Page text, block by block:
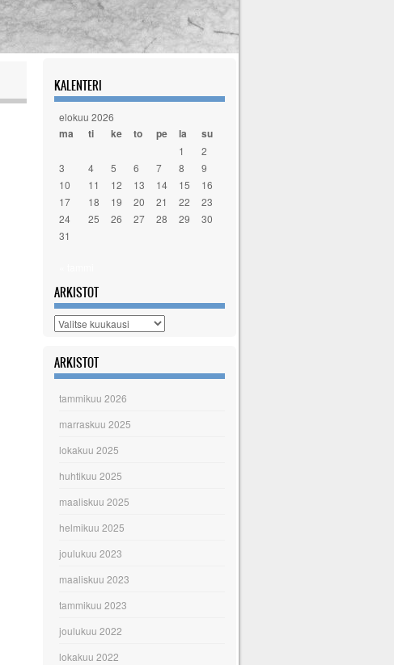
KALENTERI
elokuu 2026
ma ti ke to pe la su
1
2
3
4 5 6 7 8
9
10
11 12 13 14 15
16
17
18 19 20 21 22
23
24
25 26 27 28 29
30
31
ARKISTOT
Arkistot
ARKISTOT
tammikuu 2026
marraskuu 2025
lokakuu 2025
huhtikuu 2025
maaliskuu 2025
helmikuu 2025
joulukuu 2023
maaliskuu 2023
tammikuu 2023
joulukuu 2022
lokakuu 2022